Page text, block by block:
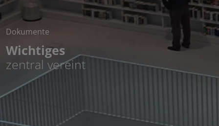
Dokumente
Wichtiges
zentral vereint